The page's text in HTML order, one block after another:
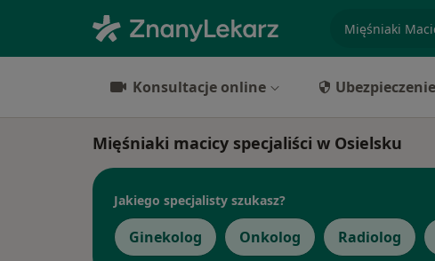
specjalizacja,
Konsultacje online Ubezpieczenie
Mięśniaki macicy specjaliści w Osielsku
Jakiego specjalisty szukasz?
Ginekolog Onkolog Radiolog